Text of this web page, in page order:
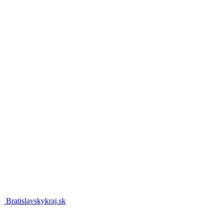
Bratislavskykraj.sk